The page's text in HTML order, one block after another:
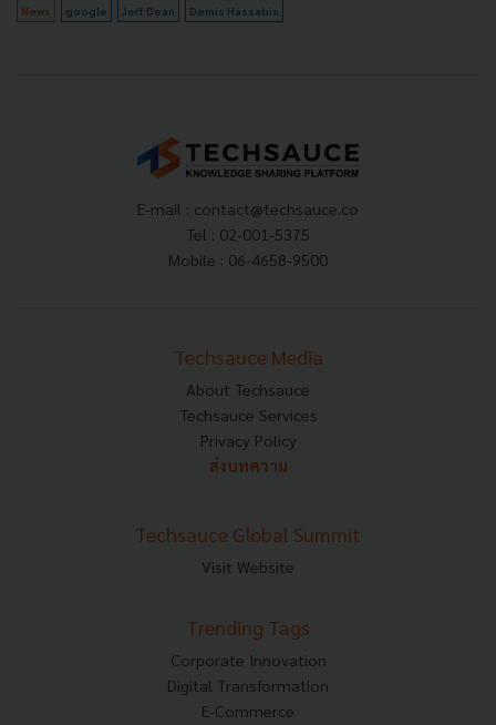
News google Jeff Dean Demis Hassabis
E-mail : contact@techsauce.co
Tel : 02-001-5375
Mobile : 06-4658-9500
Techsauce Media
About Techsauce
Techsauce Services
Privacy Policy
ส่งบทความ
Techsauce Global Summit
Visit Website
Trending Tags
Corporate Innovation
Digital Transformation
E-Commerce